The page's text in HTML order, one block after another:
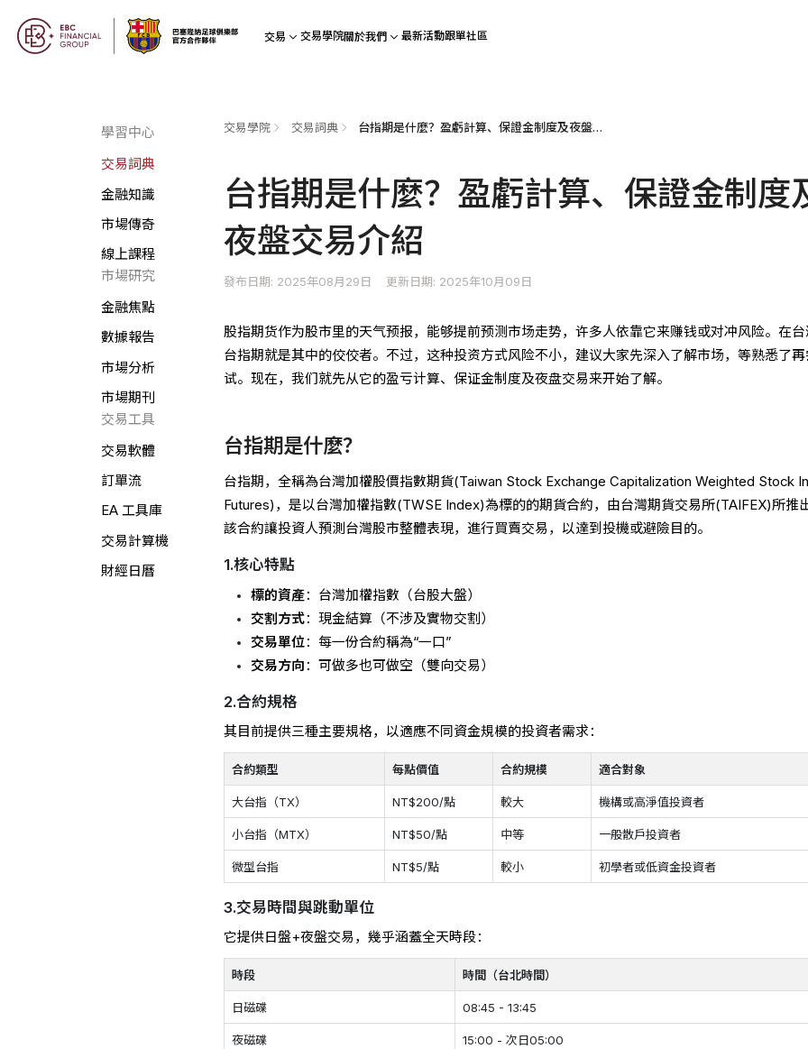
交易 交易學院關於我們 最新活動跟單社區
學習中心
交易詞典
金融知識
市場傳奇
線上課程
市場研究
金融焦點
數據報告
市場分析
市場期刊
交易工具
交易軟體
訂單流
EA 工具庫
交易計算機
財經日曆
交易學院 交易詞典 台指期是什麼？盈虧計算、保證金制度及夜盤交易介紹
台指期是什麼？盈虧計算、保證金制度
夜盤交易介紹
發布日期: 2025年08月29日 更新日期: 2025年10月09日
股指期货作为股市里的天气预报，能够提前预测市场走势，许多人依靠它来赚钱或对冲风险。在
台指期就是其中的佼佼者。不过，这种投资方式风险不小，建议大家先深入了解市场，等熟悉了
试。现在，我们就先从它的盈亏计算、保证金制度及夜盘交易来开始了解。
台指期是什麼？
台指期，全稱為台灣加權股價指數期貨(Taiwan Stock Exchange Capitalization Weighted Stock
Futures)，是以台灣加權指數(TWSE Index)為標的的期貨合約，由台灣期貨交易所(TAIFEX)所推
該合約讓投資人預測台灣股市整體表現，進行買賣交易，以達到投機或避險目的。
1.核心特點
標的資產：台灣加權指數（台股大盤）
交割方式：現金結算（不涉及實物交割）
交易單位：每一份合約稱為“一口”
交易方向 ：可做多也可做空（雙向交易）
2.合約規格
其目前提供三種主要規格，以適應不同資金規模的投資者需求：
合約類型 每點價值 合約規模 適合對象
大台指（TX） NT$200/點 較大 機構或高淨值投資者
小台指（MTX） NT$50/點 中等 一般散戶投資者
微型台指 NT$5/點 較小 初學者或低資金投資者
3.交易時間與跳動單位
它提供日盤+夜盤交易，幾乎涵蓋全天時段：
時段 時間（台北時間）
日磁碟 08:45 - 13:45
夜磁碟 15:00 - 次日05:00